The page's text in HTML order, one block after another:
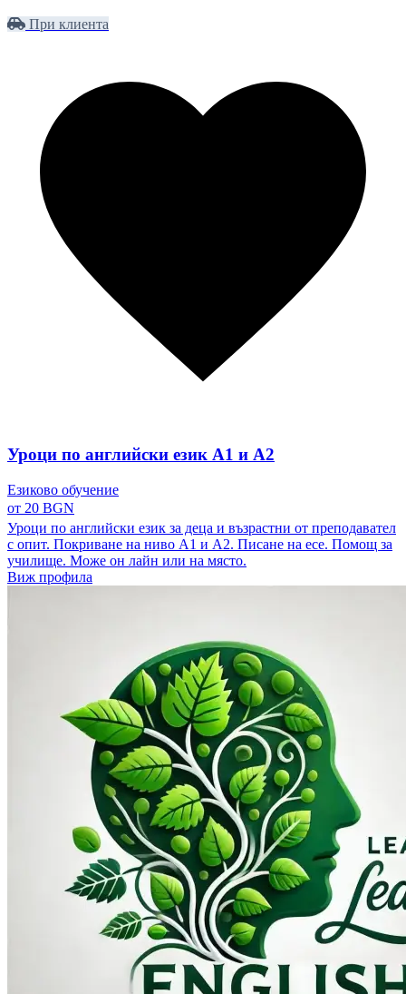
При клиента
Уроци по английски език А1 и А2
Езиково обучение
от 20 BGN
Уроци по английски език за деца и възрастни от преподавател
с опит. Покриване на ниво А1 и А2. Писане на есе. Помощ за
училище. Може он лайн или на място.
Виж профила